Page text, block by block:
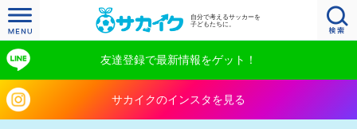
自分で考えるサッカーを
子どもたちに。
友達登録で最新情報をゲット！
サカイクのインスタを見る